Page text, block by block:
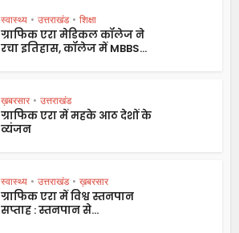
स्वास्थ्य • उत्तराखंड • शिक्षा
ग्राफिक एरा मेडिकल कॉलेज ने
रचा इतिहास, कॉलेज में MBBS...
ख़बरसार • उत्तराखंड
ग्राफिक एरा में महके आठ देशों के
व्यंजन
स्वास्थ्य • उत्तराखंड • ख़बरसार
ग्राफिक एरा में विश्व स्तनपान
सप्ताह : स्तनपान से...